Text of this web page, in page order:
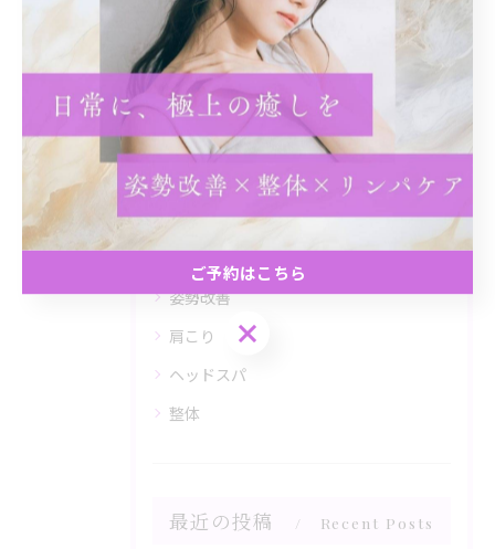
一覧に戻る 次のページ >
カテゴリー Categories
全てのカテゴリー
姿勢改善
肩こり
ヘッドスパ
整体
最近の投稿 Recent Posts
ご予約はこちら
ご予約はこちら